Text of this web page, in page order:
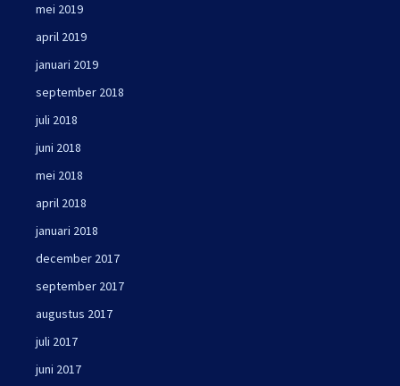
mei 2019
april 2019
januari 2019
september 2018
juli 2018
juni 2018
mei 2018
april 2018
januari 2018
december 2017
september 2017
augustus 2017
juli 2017
juni 2017